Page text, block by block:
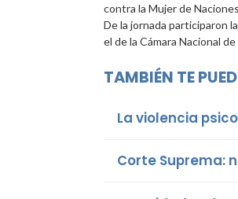
contra la Mujer de
De la jornada participaron
el de la Cámara Nacional
TAMBIÉN TE
La violencia
Corte Suprema: